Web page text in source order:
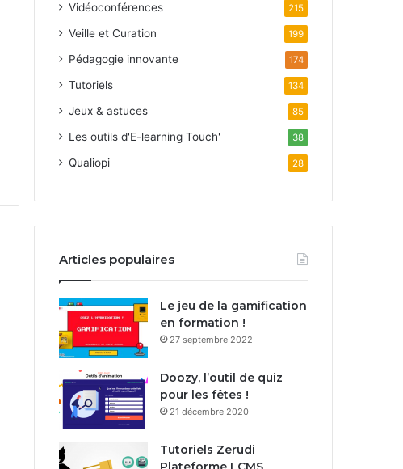
Vidéoconférences 215
Veille et Curation 199
Pédagogie innovante 174
Tutoriels 134
Jeux & astuces 85
Les outils d'E-learning Touch' 38
Qualiopi 28
Articles populaires
Le jeu de la gamification
en formation !
27 septembre 2022
Doozy, l’outil de quiz
pour les fêtes !
21 décembre 2020
Tutoriels Zerudi